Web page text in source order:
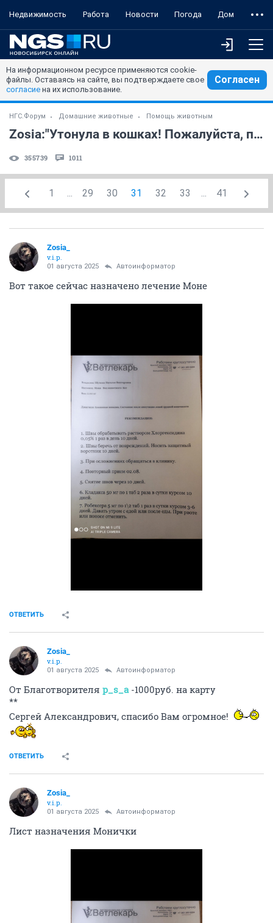
Недвижимость Работа Новости Погода Дом
На информационном ресурсе применяются cookie-
файлы. Оставаясь на сайте, вы подтверждаете свое
согласие на их использование.
Согласен
НГС.Форум Домашние животные Помощь животным
Zosia:"Утонула в кошках! Пожалуйста, помогите!!!" (часть 5)
355739 1011
1 ... 29 30 31 32 33 ... 41
Zosia_
v.i.p.
01 августа 2025 Автоинформатор
Вот такое сейчас назначено лечение Моне
ОТВЕТИТЬ
Zosia_
v.i.p.
01 августа 2025 Автоинформатор
От Благотворителя p_s_a -1000руб. на карту
**
Сергей Александрович, спасибо Вам огромное!
ОТВЕТИТЬ
Zosia_
v.i.p.
01 августа 2025 Автоинформатор
Лист назначения Монички